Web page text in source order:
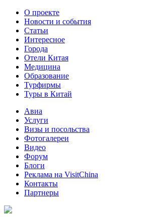
О проекте
Новости и события
Статьи
Интересное
Города
Отели Китая
Медицина
Образование
Турфирмы
Туры в Китай
Авиа
Услуги
Визы и посольства
Фотогалереи
Видео
Форум
Блоги
Реклама на VisitChina
Контакты
Партнеры